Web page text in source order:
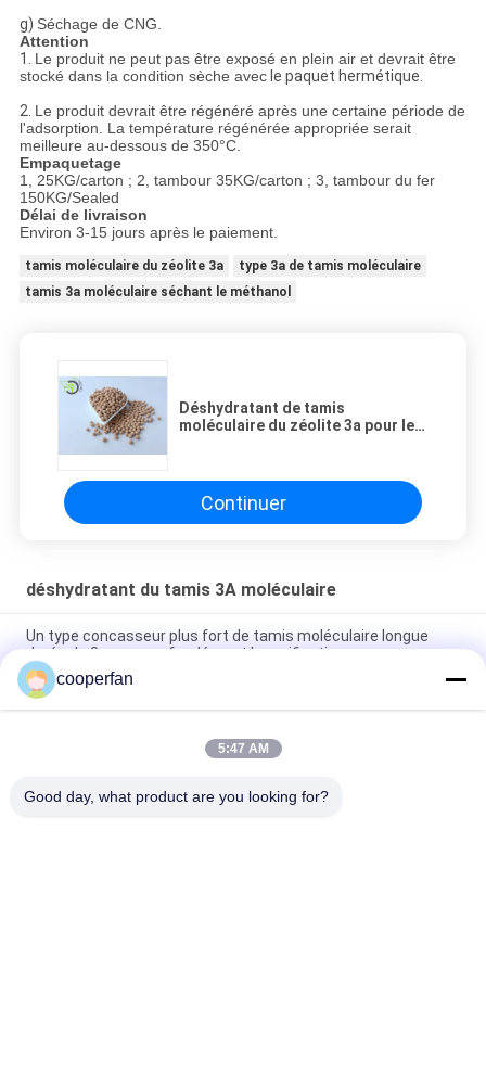
g) Séchage de CNG.
Attention
1. Le produit ne peut pas être exposé en plein air et devrait être
stocké dans la condition sèche avecle paquet hermétique.
2. Le produit devrait être régénéré après une certaine période de
l'adsorption. La température régénérée appropriée serait
meilleure au-dessous de 350°C.
Empaquetage
1, 25KG/carton ; 2, tambour 35KG/carton ; 3, tambour du fer
150KG/Sealed
Délai de livraison
Environ 3-15 jours après le paiement.
tamis moléculaire du zéolite 3a
type 3a de tamis moléculaire
tamis 3a moléculaire séchant le méthanol
Déshydratant de tamis
moléculaire du zéolite 3a pour le
Continuer
déshydratant du tamis 3A moléculaire
Un type concasseur plus fort de tamis moléculaire longue
durée de 3a pour profondément la purification
zéolite déshydratant d'Aluminasilicate de tamis moléculaire
de 25KG/Bag 3A
Air séchant le type résistance de tamis moléculaire au
cooperfan
5:47 AM
Good day, what product are you looking for?